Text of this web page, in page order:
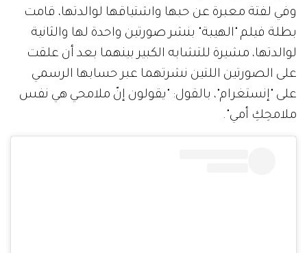
وفي لفتة معبرة عن حبها واشتياقها لوالدتها، قامت
بطلة فيلم "الهيبة" بنشر صورتين واحدة لها والثانية
لوالدتها، مشيرة للتشابه الكبير بينهما بعد أن علقت
على الصورتين اللتين نشرتهما عبر حسابها الرسمي
على "إنستغرام"، بالقول: "يقولون إنّ ملامحي هي نفس
ملامحِكِ أمي".